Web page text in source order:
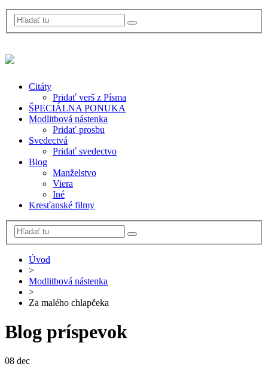
Citáty
Pridať verš z Písma
ŠPECIÁLNA PONUKA
Modlitbová nástenka
Pridať prosbu
Svedectvá
Pridať svedectvo
Blog
Manželstvo
Viera
Iné
Kresťanské filmy
Úvod
>
Modlitbová nástenka
>
Za malého chlapčeka
Blog príspevok
08 dec